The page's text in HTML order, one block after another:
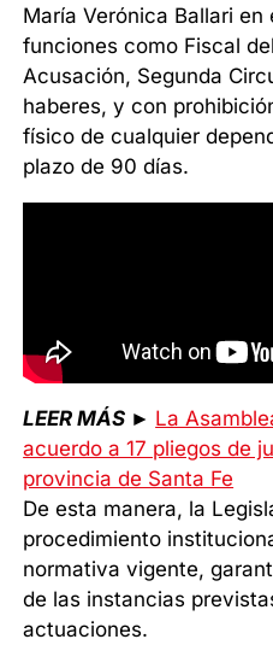
María Verónica Ballari
funciones como Fiscal
Acusación, Segunda
haberes, y con
físico de cualquier
plazo de 90 días.
LEER MÁS ► La
acuerdo a 17 pliegos de
provincia de Santa Fe
De esta manera, la
procedimiento
normativa vigente,
de las instancias
actuaciones.